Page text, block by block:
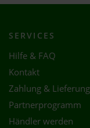
SERVICES
Hilfe & FAQ
Kontakt
Zahlung & Lieferung
Partnerprogramm
Händler werden